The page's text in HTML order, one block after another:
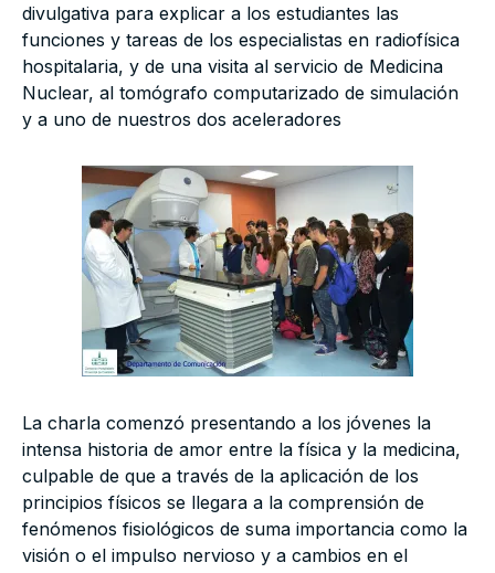
divulgativa para explicar a los estudiantes las
funciones y tareas de los especialistas en radiofísica
hospitalaria, y de una visita al servicio de Medicina
Nuclear, al tomógrafo computarizado de simulación
y a uno de nuestros dos aceleradores
La charla comenzó presentando a los jóvenes la
intensa historia de amor entre la física y la medicina,
culpable de que a través de la aplicación de los
principios físicos se llegara a la comprensión de
fenómenos fisiológicos de suma importancia como la
visión o el impulso nervioso y a cambios en el